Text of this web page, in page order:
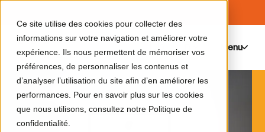
Ce site utilise des cookies pour collecter des
informations sur votre navigation et améliorer votre
expérience. Ils nous permettent de mémoriser vos
préférences, de personnaliser les contenus et
d’analyser l’utilisation du site afin d’en améliorer les
performances. Pour en savoir plus sur les cookies
que nous utilisons, consultez notre Politique de
confidentialité.
Menu